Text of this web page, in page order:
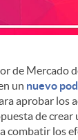
de Mercado
un nuevo
aprobar los
de crear
combatir los